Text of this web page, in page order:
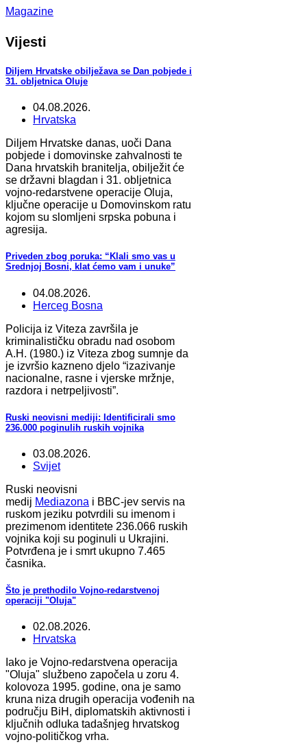
Magazine
Vijesti
Diljem Hrvatske obilježava se Dan pobjede i
31. obljetnica Oluje
04.08.2026.
Hrvatska
Diljem Hrvatske danas, uoči Dana
pobjede i domovinske zahvalnosti te
Dana hrvatskih branitelja, obilježit će
se državni blagdan i 31. obljetnica
vojno-redarstvene operacije Oluja,
ključne operacije u Domovinskom ratu
kojom su slomljeni srpska pobuna i
agresija.
Priveden zbog poruka: “Klali smo vas u
Srednjoj Bosni, klat ćemo vam i unuke”
04.08.2026.
Herceg Bosna
Policija iz Viteza završila je
kriminalističku obradu nad osobom
A.H. (1980.) iz Viteza zbog sumnje da
je izvršio kazneno djelo “izazivanje
nacionalne, rasne i vjerske mržnje,
razdora i netrpeljivosti”.
Ruski neovisni mediji: Identificirali smo
236.000 poginulih ruskih vojnika
03.08.2026.
Svijet
Ruski neovisni
medij Mediazona i BBC-jev servis na
ruskom jeziku potvrdili su imenom i
prezimenom identitete 236.066 ruskih
vojnika koji su poginuli u Ukrajini.
Potvrđena je i smrt ukupno 7.465
časnika.
Što je prethodilo Vojno-redarstvenoj
operaciji "Oluja"
02.08.2026.
Hrvatska
Iako je Vojno-redarstvena operacija
"Oluja" službeno započela u zoru 4.
kolovoza 1995. godine, ona je samo
kruna niza drugih operacija vođenih na
području BiH, diplomatskih aktivnosti i
ključnih odluka tadašnjeg hrvatskog
vojno-političkog vrha.